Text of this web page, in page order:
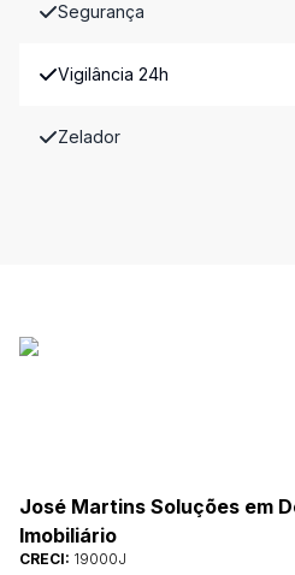
Segurança
Vigilância 24h
Zelador
José Martins Soluções em
Imobiliário
CRECI: 19000J